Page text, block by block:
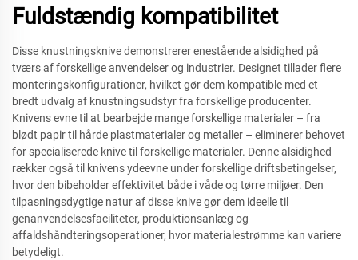
Fuldstændig kompatibilitet
Disse knustningsknive demonstrerer enestående alsidighed på
tværs af forskellige anvendelser og industrier. Designet tillader flere
monteringskonfigurationer, hvilket gør dem kompatible med et
bredt udvalg af knustningsudstyr fra forskellige producenter.
Knivens evne til at bearbejde mange forskellige materialer – fra
blødt papir til hårde plastmaterialer og metaller – eliminerer behovet
for specialiserede knive til forskellige materialer. Denne alsidighed
rækker også til knivens ydeevne under forskellige driftsbetingelser,
hvor den bibeholder effektivitet både i våde og tørre miljøer. Den
tilpasningsdygtige natur af disse knive gør dem ideelle til
genanvendelsesfaciliteter, produktionsanlæg og
affaldshåndteringsoperationer, hvor materialestrømme kan variere
betydeligt.